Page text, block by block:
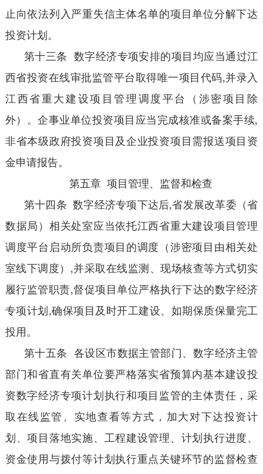
止向依法列入严重失信主体名单的项目单位分解下达
投资计划。
第十三条 数字经济专项安排的项目均应当通过江
西省投资在线审批监管平台取得唯一项目代码,并录入
江西省重大建设项目管理调度平台（涉密项目除
外）。企事业单位投资项目应当完成核准或备案手续,
非省本级政府投资项目及企业投资项目需报送项目资
金申请报告。
第五章 项目管理、监督和检查
第十四条 数字经济专项下达后,省发展改革委（省
数据局）相关处室应当依托江西省重大建设项目管理
调度平台启动所负责项目的调度（涉密项目由相关处
室线下调度）,并采取在线监测、现场核查等方式切实
履行监管职责,督促项目单位严格执行下达的数字经济
专项计划,确保项目及时开工建设、如期保质保量完工
投用。
第十五条 各设区市数据主管部门、数字经济主管
部门和省直有关单位要严格落实省预算内基本建设投
资数字经济专项计划执行和项目监管的主体责任，采
取在线监管、实地查看等方式，加大对下达投资计
划、项目落地实施、工程建设管理、计划执行进度、
资金使用与拨付等计划执行重点关键环节的监督检查